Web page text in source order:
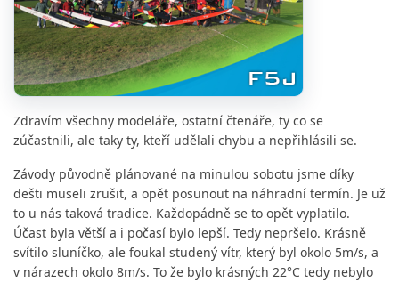
Zdravím všechny modeláře, ostatní čtenáře, ty co se
zúčastnili, ale taky ty, kteří udělali chybu a nepřihlásili se.
Závody původně plánované na minulou sobotu jsme díky
dešti museli zrušit, a opět posunout na náhradní termín. Je už
to u nás taková tradice. Každopádně se to opět vyplatilo.
Účast byla větší a i počasí bylo lepší. Tedy nepršelo. Krásně
svítilo sluníčko, ale foukal studený vítr, který byl okolo 5m/s, a
v nárazech okolo 8m/s. To že bylo krásných 22°C tedy nebylo